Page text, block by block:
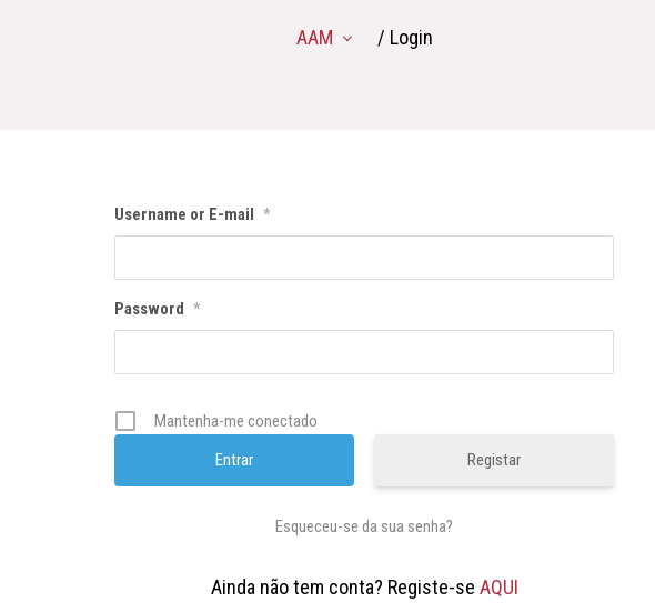
AAM / Login
Username or E-mail *
Password *
Mantenha-me conectado
Registar
Esqueceu-se da sua senha?
Ainda não tem conta? Registe-se AQUI